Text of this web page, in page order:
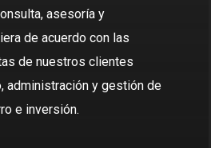
asesoría y
de acuerdo con las
de nuestros clientes
administración y gestión de
e inversión.